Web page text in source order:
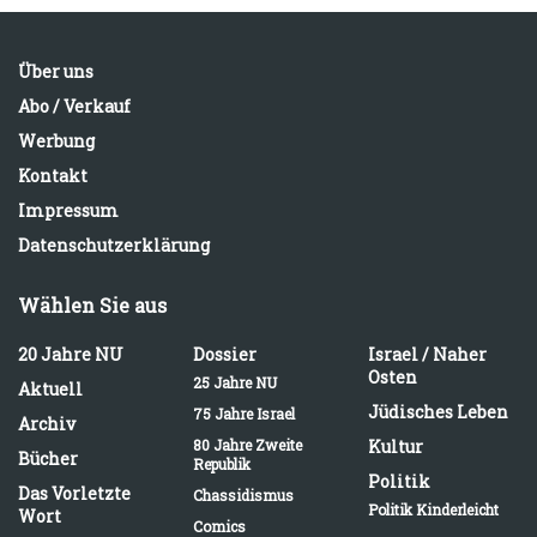
Über uns
Abo / Verkauf
Werbung
Kontakt
Impressum
Datenschutzerklärung
Wählen Sie aus
20 Jahre NU
Aktuell
Archiv
Bücher
Das Vorletzte
Wort
Dossier
25 Jahre NU
75 Jahre Israel
80 Jahre Zweite
Republik
Chassidismus
Comics
Israel / Naher
Osten
Jüdisches Leben
Kultur
Politik
Politik Kinderleicht